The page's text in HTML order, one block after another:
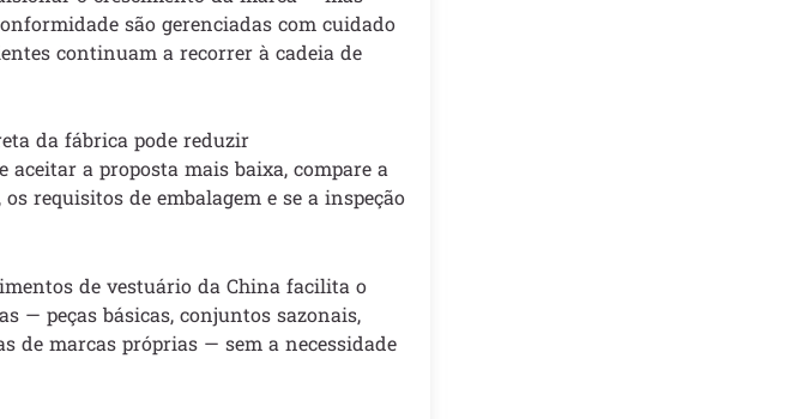
são gerenciadas com cuidado
continuam a recorrer à cadeia de
da fábrica pode reduzir
a proposta mais baixa, compare a
requisitos de embalagem e se a inspeção
de vestuário da China facilita o
— peças básicas, conjuntos sazonais,
de marcas próprias — sem a necessidade